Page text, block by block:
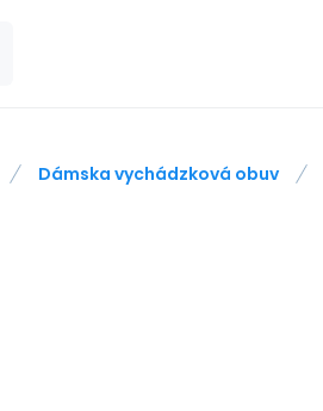
Dámska vychádzková obuv